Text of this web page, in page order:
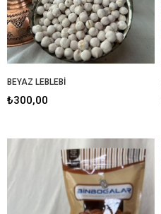
BEYAZ LEBLEBİ
₺300,00